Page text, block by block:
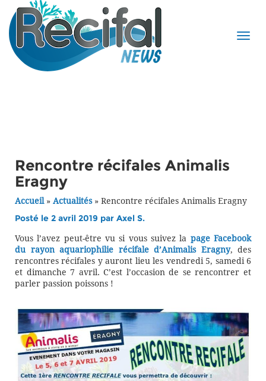
Rencontre récifales Animalis
Eragny
Accueil» Actualités» Rencontre récifales Animalis Eragny
Posté le 2 avril 2019 par Axel S.
Vous l’avez peut-être vu si vous suivez la page Facebook
du rayon aquariophilie récifale d’Animalis Eragny, des
rencontres récifales y auront lieu les vendredi 5, samedi 6
et dimanche 7 avril. C’est l’occasion de se rencontrer et
parler passion poissons !